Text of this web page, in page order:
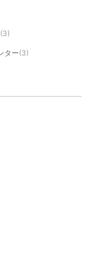
(3)
ター(3)